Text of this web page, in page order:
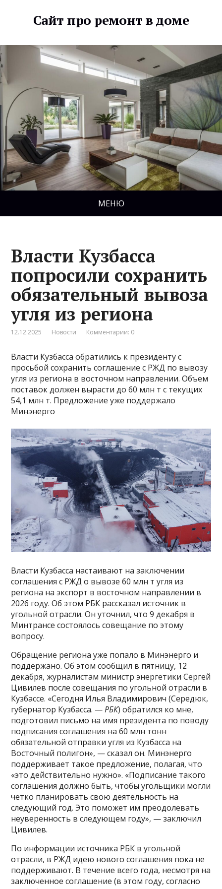
Сайт про ремонт в доме
МЕНЮ
Власти Кузбасса
попросили сохранить
обязательный вывоза
угля из региона
12.12.2025 Новости Комментарии: 0
Власти Кузбасса обратились к президенту с
просьбой сохранить соглашение с РЖД по вывозу
угля из региона в восточном направлении. Объем
поставок должен вырасти до 60 млн т с текущих
54,1 млн т. Предложение уже поддержало
Минэнерго
Власти Кузбасса настаивают на заключении
соглашения с РЖД о вывозе 60 млн т угля из
региона на экспорт в восточном направлении в
2026 году. Об этом РБК рассказал источник в
угольной отрасли. Он уточнил, что 9 декабря в
Минтрансе состоялось совещание по этому
вопросу.
Обращение региона уже попало в Минэнерго и
поддержано. Об этом сообщил в пятницу, 12
декабря, журналистам министр энергетики Сергей
Цивилев после совещания по угольной отрасли в
Кузбассе. «Сегодня Илья Владимирович (Середюк,
губернатор Кузбасса. —РБК) обратился ко мне,
подготовил письмо на имя президента по поводу
подписания соглашения на 60 млн тонн
обязательной отправки угля из Кузбасса на
Восточный полигон», — сказал он. Минэнерго
поддерживает такое предложение, полагая, что
«это действительно нужно». «Подписание такого
соглашения должно быть, чтобы угольщики могли
четко планировать свою деятельность на
следующий год. Это поможет им преодолевать
неуверенность в следующем году», — заключил
Цивилев.
По информации источника РБК в угольной
отрасли, в РЖД идею нового соглашения пока не
поддерживают. В течение всего года, несмотря на
заключенное соглашение (в этом году, согласно